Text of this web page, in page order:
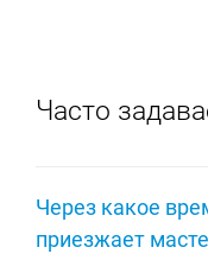
Часто
Через какое
приезжает